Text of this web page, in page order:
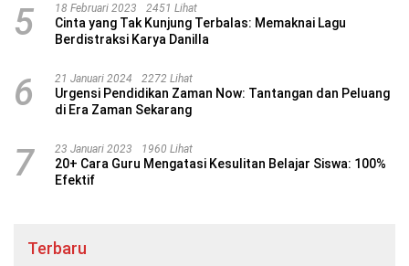
5 18 Februari 2023 2451 Lihat
Cinta yang Tak Kunjung Terbalas: Memaknai Lagu
Berdistraksi Karya Danilla
6 21 Januari 2024 2272 Lihat
Urgensi Pendidikan Zaman Now: Tantangan dan Peluang
di Era Zaman Sekarang
7 23 Januari 2023 1960 Lihat
20+ Cara Guru Mengatasi Kesulitan Belajar Siswa: 100%
Efektif
Terbaru